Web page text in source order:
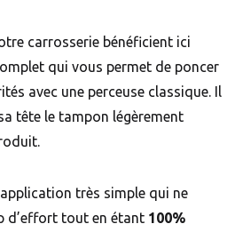
carrosserie bénéficient ici
qui vous permet de poncer
avec une perceuse classique. Il
tête le tampon légèrement
très simple qui ne
d’effort tout en étant 100%